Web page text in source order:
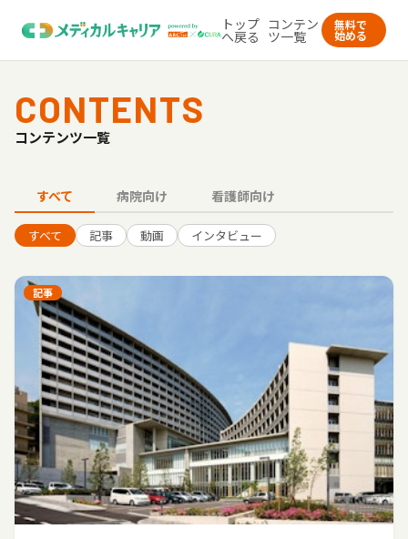
トップ
へ戻る
コンテン
ツ一覧
無料で
始める
CONTENTS
コンテンツ一覧
すべて 病院向け 看護師向け
すべて 記事 動画 インタビュー
記事